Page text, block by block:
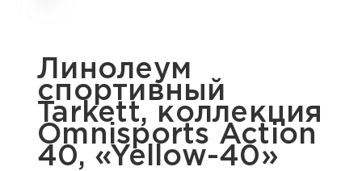
Линолеум
спортивный
Tarkett, коллекция
Omnisports Action
40, «Yellow-40»